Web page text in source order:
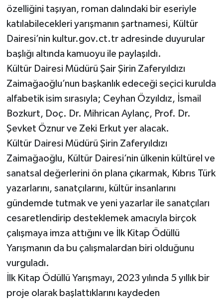
özelliğini taşıyan, roman dalındaki bir eseriyle
katılabilecekleri yarışmanın şartnamesi, Kültür
Dairesi’nin kultur.gov.ct.tr adresinde duyurular
başlığı altında kamuoyu ile paylaşıldı.
Kültür Dairesi Müdürü Şair Şirin Zaferyıldızı
Zaimağaoğlu’nun başkanlık edeceği seçici kurulda
alfabetik isim sırasıyla; Ceyhan Özyıldız, İsmail
Bozkurt, Doç. Dr. Mihrican Aylanç, Prof. Dr.
Şevket Öznur ve Zeki Erkut yer alacak.
Kültür Dairesi Müdürü Şirin Zaferyıldızı
Zaimağaoğlu, Kültür Dairesi’nin ülkenin kültürel ve
sanatsal değerlerini ön plana çıkarmak, Kıbrıs Türk
yazarlarını, sanatçılarını, kültür insanlarını
gündemde tutmak ve yeni yazarlar ile sanatçıları
cesaretlendirip desteklemek amacıyla birçok
çalışmaya imza attığını ve İlk Kitap Ödüllü
Yarışmanın da bu çalışmalardan biri olduğunu
vurguladı.
İlk Kitap Ödüllü Yarışmayı, 2023 yılında 5 yıllık bir
proje olarak başlattıklarını kaydeden